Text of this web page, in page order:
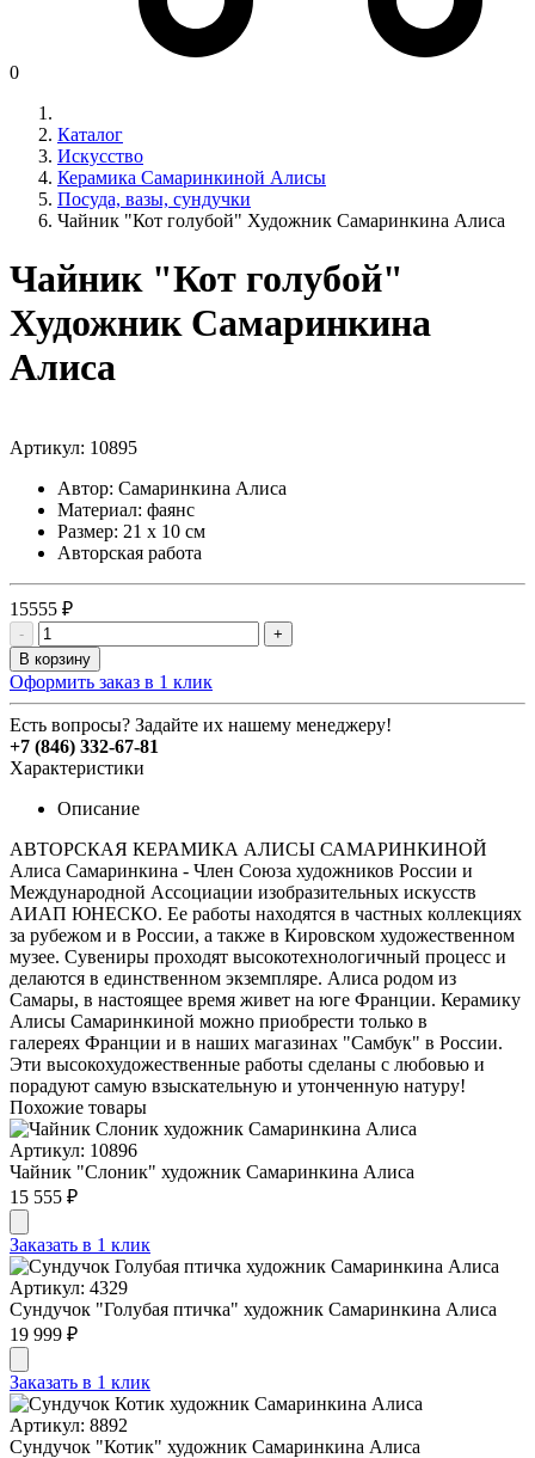
0
Каталог
Искусство
Керамика Самаринкиной Алисы
Посуда, вазы, сундучки
Чайник "Кот голубой" Художник Самаринкина Алиса
Чайник "Кот голубой"
Художник Самаринкина
Алиса
Артикул: 10895
Автор: Самаринкина Алиса
Материал: фаянс
Размер: 21 х 10 см
Авторская работа
15555 ₽
-
+
В корзину
Оформить заказ в 1 клик
Есть вопросы? Задайте их нашему менеджеру!
+7 (846) 332-67-81
Характеристики
Описание
АВТОРСКАЯ КЕРАМИКА АЛИСЫ САМАРИНКИНОЙ
Алиса Самаринкина - Член Союза художников России и
Международной Ассоциации изобразительных искусств
АИАП ЮНЕСКО. Ее работы находятся в частных коллекциях
за рубежом и в России, а также в Кировском художественном
музее. Сувениры проходят высокотехнологичный процесс и
делаются в единственном экземпляре. Алиса родом из
Самары, в настоящее время живет на юге Франции. Керамику
Алисы Самаринкиной можно приобрести только в
галереях Франции и в наших магазинах "Самбук" в России.
Эти высокохудожественные работы сделаны с любовью и
порадуют самую взыскательную и утонченную натуру!
Похожие товары
Артикул: 10896
Чайник "Слоник" художник Самаринкина Алиса
15 555 ₽
Заказать в 1 клик
Артикул: 4329
Сундучок "Голубая птичка" художник Самаринкина Алиса
19 999 ₽
Заказать в 1 клик
Артикул: 8892
Сундучок "Котик" художник Самаринкина Алиса